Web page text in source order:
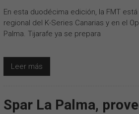
En esta duodécima edición, la FMT
regional del K-Series Canarias y en el
Palma. Tijarafe ya se prepara
Leer más
Spar La Palma,